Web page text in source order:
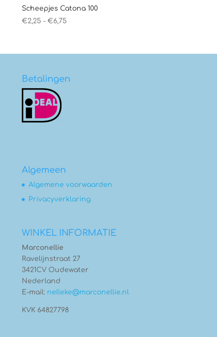
Scheepjes Catona 100
€2,25 - €6,75Prijsklasse:
€6,75
Betalingen
Algemeen
Algemene voorwaarden
Privacyverklaring
WINKEL INFORMATIE
Marconellie
Ravelijnstraat 27
3421CV Oudewater
Nederland
E-mail: nelleke@marconellie.nl
KVK 64827798